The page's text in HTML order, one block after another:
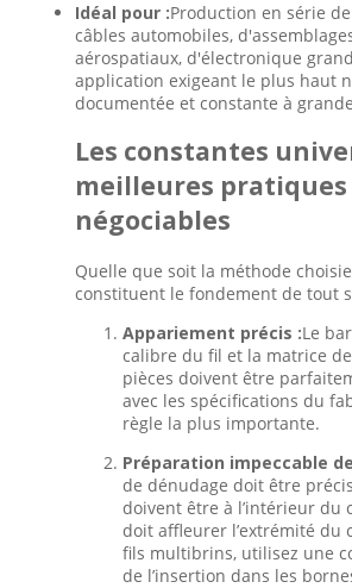
Idéal pour :Production en série
câbles automobiles,
aérospatiaux, d'électronique
application exigeant le plus haut
documentée et constante à
Les constantes
meilleures pratiques
négociables
Quelle que soit la méthode
constituent le fondement de tout
Appariement précis :Le
calibre du fil et la matrice
pièces doivent être
avec les spécifications du
règle la plus importante.
Préparation impeccable
de dénudage doit être
doivent être à l’intérieur du
doit affleurer l’extrémité du
fils multibrins, utilisez une
de l’insertion dans les